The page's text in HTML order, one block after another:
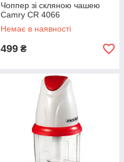
Чоппер зі скляною чашею
Camry CR 4066
Немає в наявності
499 ₴